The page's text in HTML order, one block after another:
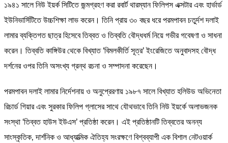
১৯৪১ সালে নিউ ইয়র্ক সিটিতে জন্মগ্রহণ করা রবার্ট থারম্যান ফিলিপস এক্সটার এবং হার্ভার্ড
ইউনিভার্সিটিতে উচ্চশিক্ষা লাভ করেন। তিনি প্রায় ৩০ বছর ধরে পরমপাবন চতুর্দশ দলাই
লামার ব্যক্তিগত ছাত্র হিসেবে তিব্বত ও তিব্বতি বৌদ্ধধর্ম নিয়ে গভীর গবেষণা ও সাধনা
করেন। তিব্বতি কাঙ্গিউর থেকে বিখ্যাত ‘বিমলকীর্তি সূত্র’ ইংরেজিতে অনুবাদসহ বৌদ্ধ
দর্শনের ওপর তিনি অসংখ্য গ্রন্থ রচনা ও সম্পাদনা করেছেন।
পরমপাবন দলাই লামার নির্দেশনায় ও অনুপ্রেরণায় ১৯৮৭ সালে বিখ্যাত হলিউড অভিনেতা
রিচার্ড গিয়ার এবং সুরকার ফিলিপ গ্লাসের সাথে যৌথভাবে তিনি নিউ ইয়র্কে অলাভজনক
সংস্থা ‘তিব্বত হাউস ইউএস’ প্রতিষ্ঠা করেন। এই প্রতিষ্ঠানটি তিব্বতের অনন্য
সাংস্কৃতিক, দার্শনিক ও আধ্যাত্মিক ঐতিহ্য সংরক্ষণে বিশ্বব্যাপী এক বিশাল নেটওয়ার্ক